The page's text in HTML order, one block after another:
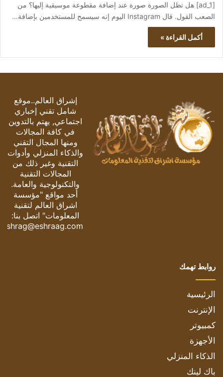
[ad_1] هل تظل الصورة صورة عند إضافة مقطوعة موسيقية إليها؟ من
الصعب القول. قال Instagram اليوم إنه سيسمح للمستخدمين بإضافة…
أكمل القراءة »
إشراق العالم..موقع
شامل تقني إخباري
اجتماعي, يهتم بالتدوين
في كافة المجالات
ومنها المجال التقني
والذكاء المنزلي وأدوات
التقنية وغير ذلك من
المجالات التقنية
والتكنولوجية والعامة.
أحد مواقع "مؤسسة
اشراق العالم لتقنية
المعلومات" اتصل بنا:
eshrag@eshraag.com
روابط تهمك
الرئيسية
الإنترنت
كمبيوتر
الأجهزة
الذكاء المنزلي
باك لينك